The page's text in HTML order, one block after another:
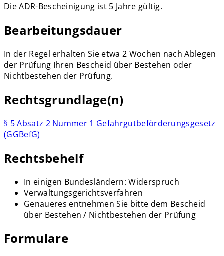
Die ADR-Bescheinigung ist 5 Jahre gültig.
Bearbeitungsdauer
In der Regel erhalten Sie etwa 2 Wochen nach Ablegen
der Prüfung Ihren Bescheid über Bestehen oder
Nichtbestehen der Prüfung.
Rechtsgrundlage(n)
§ 5 Absatz 2 Nummer 1 Gefahrgutbeförderungsgesetz
(GGBefG)
Rechtsbehelf
In einigen Bundesländern: Widerspruch
Verwaltungsgerichtsverfahren
Genaueres entnehmen Sie bitte dem Bescheid
über Bestehen / Nichtbestehen der Prüfung
Formulare